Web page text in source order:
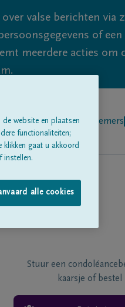
valse berichten via
of
meerdere acties om
onsBegrafenisondernemers
Stuur een
kaarsje of
website en plaatsen
functionaliteiten;
klikken gaat u akkoord
instellen.
alle cookies